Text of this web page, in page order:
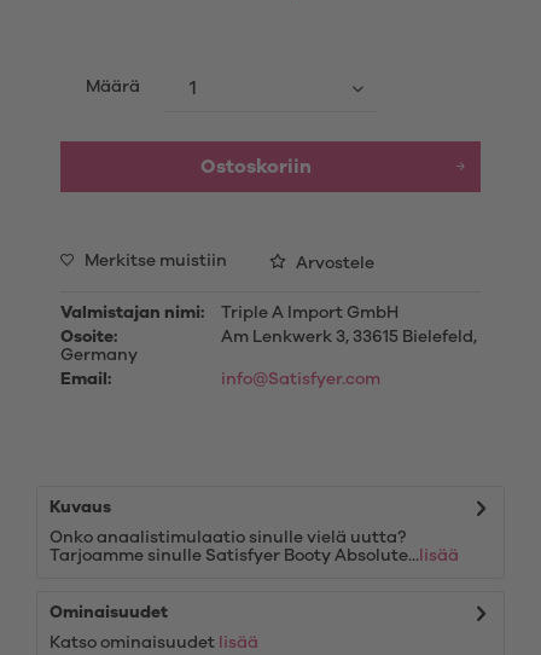
Määrä
Ostoskoriin
Merkitse muistiin Arvostele
Valmistajan nimi:
Triple A Import GmbH
Osoite:
Am Lenkwerk 3, 33615 Bielefeld,
Germany
Email:
info@Satisfyer.com
Kuvaus
Onko anaalistimulaatio sinulle vielä uutta?
Tarjoamme sinulle Satisfyer Booty Absolute... lisää
Ominaisuudet
Katso ominaisuudet lisää